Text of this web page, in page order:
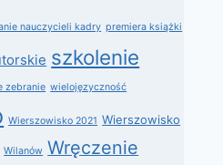
nauczycieli kadry premiera książki
szkolenie
zebranie wielojęzyczność
Wierszowisko 2021 Wierszowisko
Wilanów Wręczenie